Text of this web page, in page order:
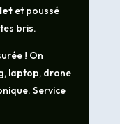
et poussé
bris.
! On
laptop, drone
Service